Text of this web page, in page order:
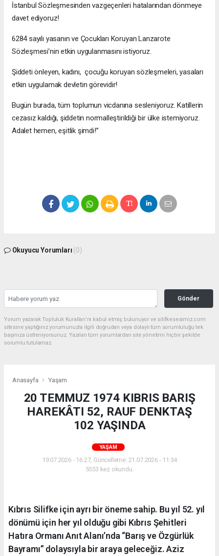
İstanbul Sözleşmesinden vazgeçenleri hatalarından dönmeye
davet ediyoruz!
6284 sayılı yasanın ve Çocukları Koruyan Lanzarote
Sözleşmesi’nin etkin uygulanmasını istiyoruz.
Şiddeti önleyen, kadını, çocuğu koruyan sözleşmeleri, yasaları
etkin uygulamak devletin görevidir!
Bugün burada, tüm toplumun vicdanına sesleniyoruz. Katillerin
cezasız kaldığı, şiddetin normalleştirildiği bir ülke istemiyoruz.
Adalet hemen, eşitlik şimdi!”
Okuyucu Yorumları (0)
Gönder
Yorum yazarak Topluluk Kuralları’nı kabul etmiş bulunuyor ve silifkesesimiz.com
sitesine yaptığınız yorumunuzla ilgili doğrudan veya dolaylı tüm sorumluluğu tek
başınıza üstleniyorsunuz. Yazılan tüm yorumlardan site yönetimi hiçbir şekilde
sorumlu tutulamaz.
Anasayfa Yaşam
20 TEMMUZ 1974 KIBRIS BARIŞ
HAREKÂTI 52, RAUF DENKTAŞ
102 YAŞINDA
YAŞAM
19.07.2026 - 16:27, Güncelleme: 21.07.2026 - 11:34
5553 kez okundu.
Kıbrıs Silifke için ayrı bir öneme sahip. Bu yıl 52. yıl
dönümü için her yıl olduğu gibi Kıbrıs Şehitleri
Hatıra Ormanı Anıt Alanı’nda “Barış ve Özgürlük
Bayramı” dolaysıyla bir araya geleceğiz. Aziz